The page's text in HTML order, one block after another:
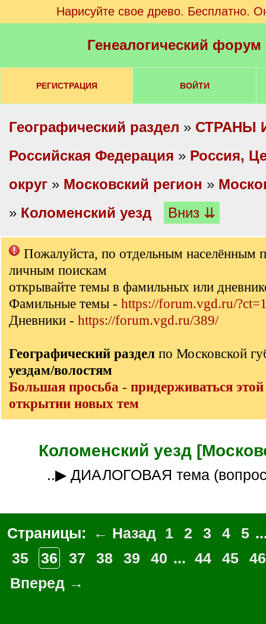
Нарисуйте свое древо. Бесплатно.
Генеалогический
РЕГИСТРАЦИЯ ВОЙТИ
Географический раздел » СТРАНЫ
Российская Федерация » Россия,
округ » Московский регион »
» Коломенский уезд Вниз ⇊
Пожалуйста, по отдельным населённым
личным поискам
открывайте темы в фамильных или
Фамильные темы - https://forum.vgd.ru/
Дневники - https://forum.vgd.ru/389/
Географический раздел по Московской
уездам/волостям
Большая просьба - придерживаться
открытии новых тем
Коломенский уезд
..▶ ДИАЛОГОВАЯ тема
Страницы: ← Назад 1 2 3 4 5
35
36 37 38 39 40 ... 44 45
46
Вперед →